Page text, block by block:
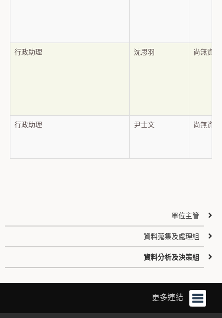
行政助理 沈思羽 尚無資
行政助理 尹士文 尚無資
單位主管
資料蒐集及處理組
資料分析及決策組
更多連結